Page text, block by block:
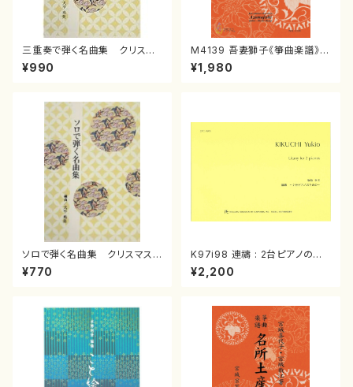
三重奏で弾く名曲集 クリスマ
スメドレー( 箏2/大平光美 編
曲/楽譜）
¥990
M4139 吾妻獅子《箏曲楽譜》
（箏/宮城道雄著・宮城宗家監修/
箏曲古典楽譜）
¥1,980
ソロで弾く名曲集 クリスマス・
イブ／恋人がサンタクロース(
箏独奏 /大平光美 編曲/楽
¥770
K97i98 連禱 : 2台ピアノのた
めの（2 Pianos / 菊池 幸夫 /
楽譜）
¥2,200